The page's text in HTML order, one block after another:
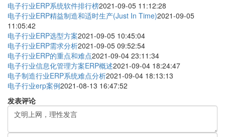
电子行业ERP系统软件排行榜2021-09-05 11:12:28
电子行业ERP精益制造和适时生产(Just In Time)2021-09-05
11:05:42
电子行业ERP选型方案2021-09-05 10:45:04
电子行业ERP需求分析2021-09-05 09:52:54
电子行业ERP的重点和难点2021-09-04 23:11:34
电子行业信息化管理方案ERP概述2021-09-04 18:24:47
电子制造行业ERP系统难点分析2021-09-04 18:13:13
电子行业erp案例2021-08-13 16:47:52
发表评论